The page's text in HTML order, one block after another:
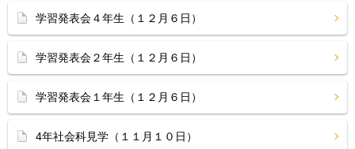
学習発表会４年生（１２月６日）
学習発表会２年生（１２月６日）
学習発表会１年生（１２月６日）
4年社会科見学（１１月１０日）